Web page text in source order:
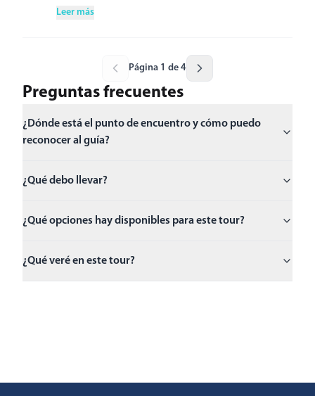
Leer más
Página 1 de 4
Preguntas frecuentes
¿Dónde está el punto de encuentro y cómo puedo
reconocer al guía?
¿Qué debo llevar?
¿Qué opciones hay disponibles para este tour?
¿Qué veré en este tour?